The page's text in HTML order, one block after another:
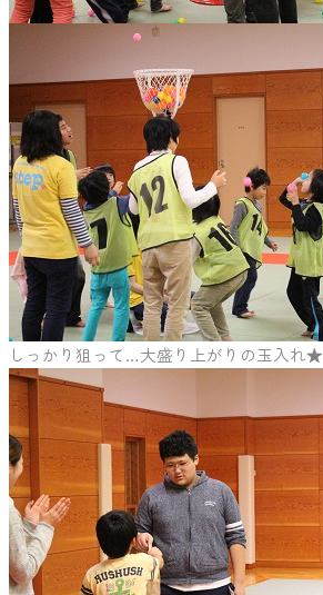
しっかり狙って…大盛り上がりの玉入れ★